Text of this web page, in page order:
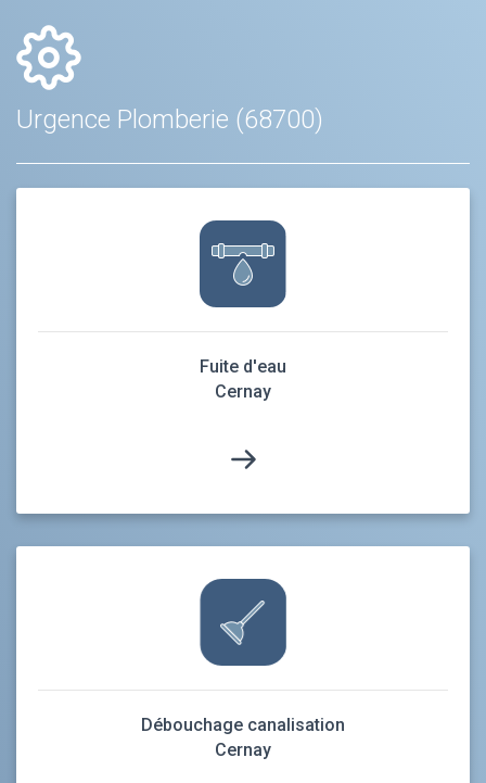
Urgence Plomberie (68700)
Fuite d'eau
Cernay
Débouchage canalisation
Cernay